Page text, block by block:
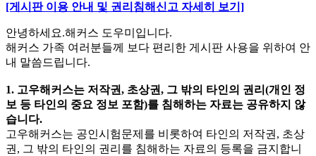
[게시판 이용 안내 및 권리침해신고 자세히 보기]
안녕하세요.해커스 도우미입니다.
해커스 가족 여러분들께 보다 편리한 게시판 사용을 위하여 안
내 말씀드립니다.
1. 고우해커스는 저작권, 초상권, 그 밖의 타인의 권리(개인 정
보 등 타인의 중요 정보 포함)를 침해하는 자료는 공유하지 않
습니다.
고우해커스는 공인시험문제를 비롯하여 타인의 저작권, 초상
권, 그 밖의 타인의 권리를 침해하는 자료의 등록을 금지합니